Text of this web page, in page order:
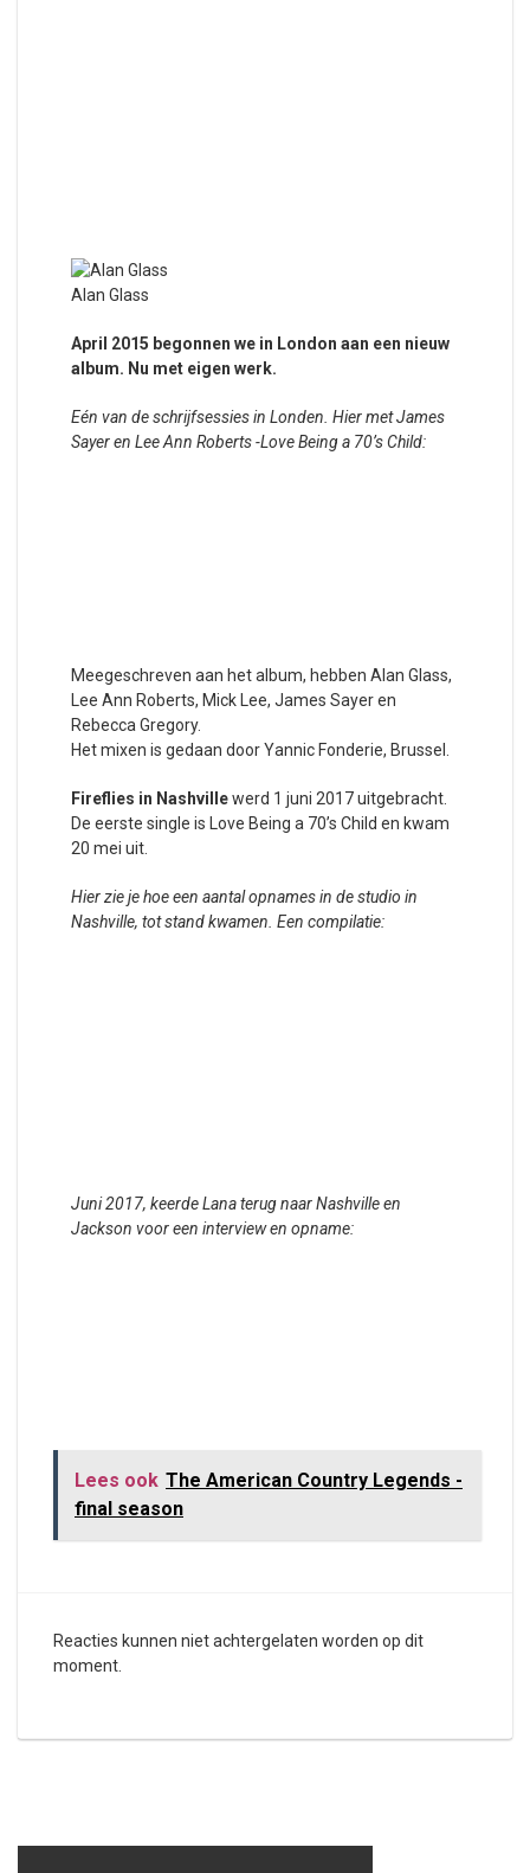
Alan Glass
April 2015 begonnen we in London aan een nieuw
album. Nu met eigen werk.
Eén van de schrijfsessies in Londen. Hier met James
Sayer en Lee Ann Roberts -Love Being a 70’s Child:
Meegeschreven aan het album, hebben Alan Glass,
Lee Ann Roberts, Mick Lee, James Sayer en
Rebecca Gregory.
Het mixen is gedaan door Yannic Fonderie, Brussel.
Fireflies in Nashvillewerd 1 juni 2017 uitgebracht.
De eerste single is Love Being a 70’s Child en kwam
20 mei uit.
Hier zie je hoe een aantal opnames in de studio in
Nashville, tot stand kwamen. Een compilatie:
Juni 2017, keerde Lana terug naar Nashville en
Jackson voor een interview en opname:
Lees ook The American Country Legends -
final season
Reacties kunnen niet achtergelaten worden op dit
moment.